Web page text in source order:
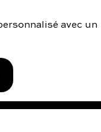
avec un